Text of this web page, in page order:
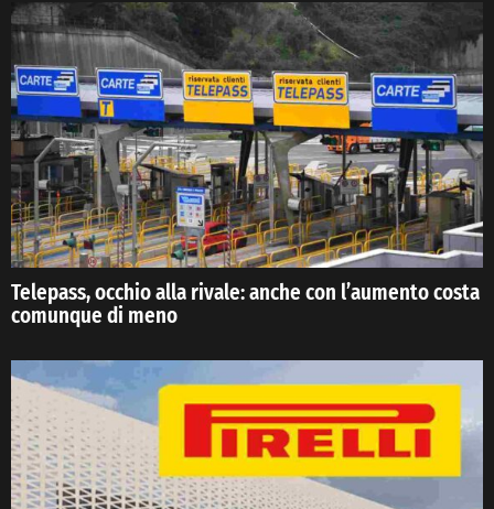
Telepass, occhio alla rivale: anche con l’aumento costa
comunque di meno